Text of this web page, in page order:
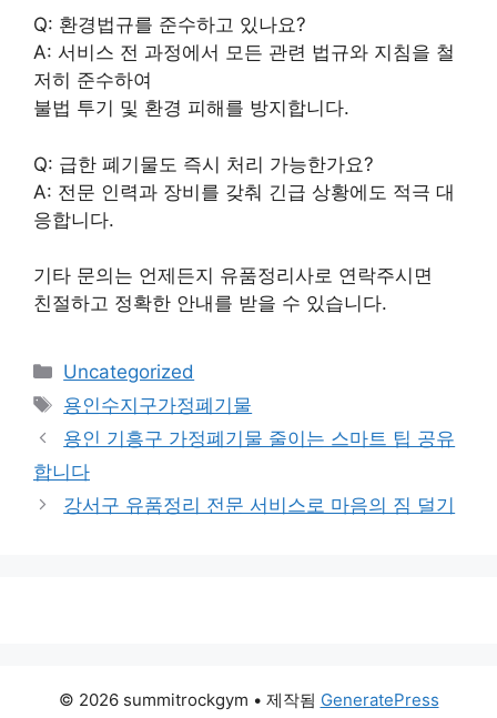
Q: 환경법규를 준수하고 있나요?
A: 서비스 전 과정에서 모든 관련 법규와 지침을 철
저히 준수하여
불법 투기 및 환경 피해를 방지합니다.
Q: 급한 폐기물도 즉시 처리 가능한가요?
A: 전문 인력과 장비를 갖춰 긴급 상황에도 적극 대
응합니다.
기타 문의는 언제든지 유품정리사로 연락주시면
친절하고 정확한 안내를 받을 수 있습니다.
카
테
리
Uncategorized
태
그
용인수지구가정폐기물
용인 기흥구 가정폐기물 줄이는 스마트 팁 공유
합니다
강서구 유품정리 전문 서비스로 마음의 짐 덜기
© 2026 summitrockgym • 제작됨 GeneratePress